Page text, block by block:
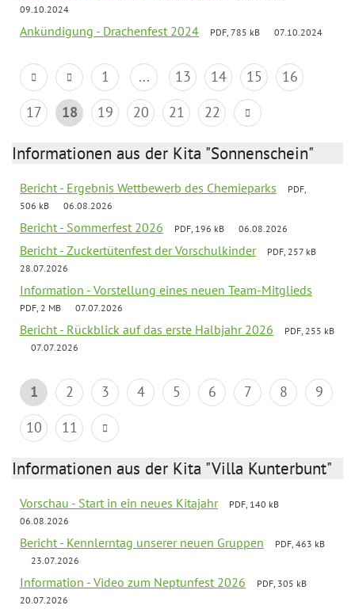
09.10.2024
Ankündigung - Drachenfest 2024 PDF, 785 kB 07.10.2024
1 ... 13 14 15
16
17
18 19 20 21 22
Informationen aus der Kita "Sonnenschein"
Bericht - Ergebnis Wettbewerb des Chemieparks
PDF,
506 kB
06.08.2026
Bericht - Sommerfest 2026 PDF, 196 kB 06.08.2026
Bericht - Zuckertütenfest der Vorschulkinder
PDF, 257 kB
28.07.2026
Information - Vorstellung eines neuen Team-Mitglieds
PDF, 2 MB 07.07.2026
Bericht - Rückblick auf das erste Halbjahr 2026
PDF, 255 kB
07.07.2026
1 2 3 4 5 6 7 8
9
10
11
Informationen aus der Kita "Villa Kunterbunt"
Vorschau - Start in ein neues Kitajahr
PDF, 140 kB
06.08.2026
Bericht - Kennlerntag unserer neuen Gruppen
PDF, 463 kB
23.07.2026
Information - Video zum Neptunfest 2026
PDF, 305 kB
20.07.2026